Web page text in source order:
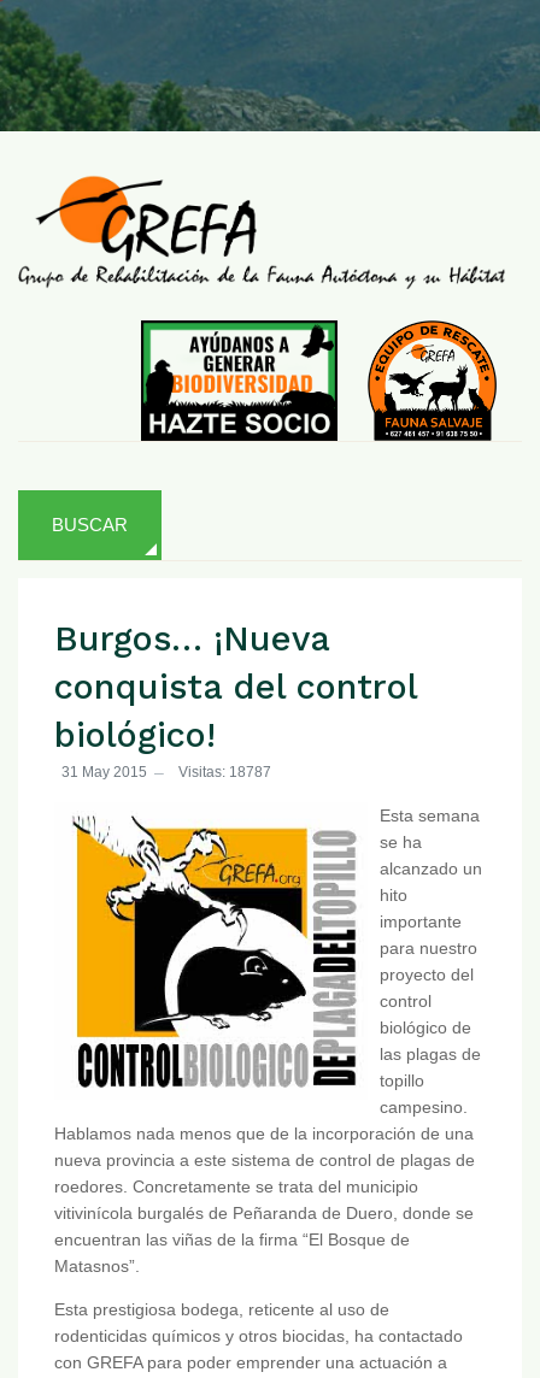
BUSCAR
Burgos… ¡Nueva
conquista del control
biológico!
31 May 2015 Visitas: 18787
Esta semana
se ha
alcanzado un
hito
importante
para nuestro
proyecto del
control
biológico de
las plagas de
topillo
campesino.
Hablamos nada menos que de la incorporación de una
nueva provincia a este sistema de control de plagas de
roedores. Concretamente se trata del municipio
vitivinícola burgalés de Peñaranda de Duero, donde se
encuentran las viñas de la firma “El Bosque de
Matasnos”.
Esta prestigiosa bodega, reticente al uso de
rodenticidas químicos y otros biocidas, ha contactado
con GREFA para poder emprender una actuación a